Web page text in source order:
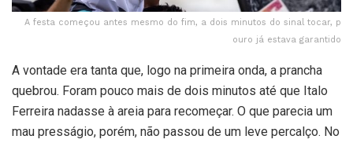
A festa começou antes mesmo do fim, a dois minutos do sinal tocar, p
ouro já estava garantido
A vontade era tanta que, logo na primeira onda, a prancha
quebrou. Foram pouco mais de dois minutos até que Italo
Ferreira nadasse à areia para recomeçar. O que parecia um
mau presságio, porém, não passou de um leve percalço. No